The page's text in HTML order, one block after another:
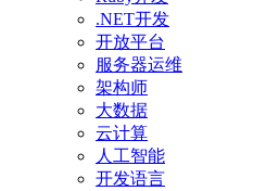
.NET开发
开放平台
服务器运维
架构师
大数据
云计算
人工智能
开发语言